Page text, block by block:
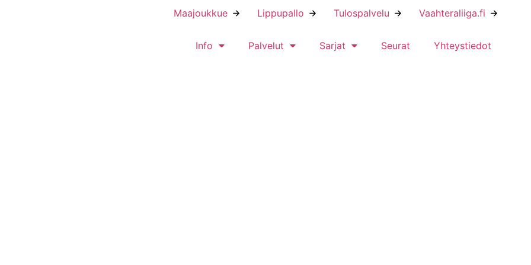
Maajoukkue Lippupallo Tulospalvelu Vaahteraliiga.fi
Info Palvelut Sarjat Seurat Yhteystiedot